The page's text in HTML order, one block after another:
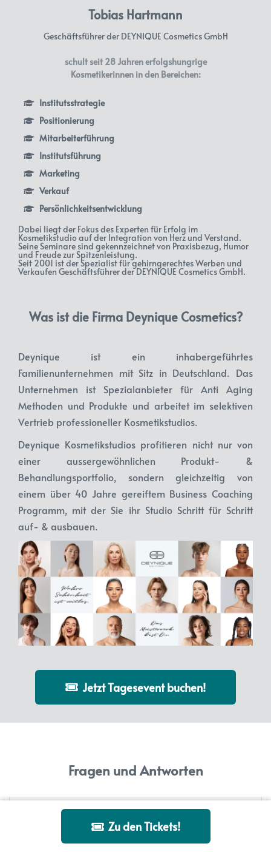
Tobias Hartmann
Geschäftsführer der DEYNIQUE Cosmetics GmbH
schult seit 28 Jahren erfolgshungrige
Kosmetikerinnen in den Bereichen:
Institutsstrategie
Positionierung
Mitarbeiterführung
Institutsführung
Marketing
Verkauf
Persönlichkeitsentwicklung
Dabei liegt der Fokus des Experten für Erfolg im
Kosmetikstudio auf der Integration von Herz und Verstand.
Seine Seminare sind gekennzeichnet von Praxisbezug, Humor
und Freude zur Spitzenleistung.
Seit 2001 ist der Spezialist für gehirngerechtes Werben und
Verkaufen Geschäftsführer der DEYNIQUE Cosmetics GmbH.
Was ist die Firma Deynique Cosmetics?
Deynique ist ein inhabergeführtes
Familienunternehmen mit Sitz in Deutschland. Das
Unternehmen ist Spezialanbieter für Anti Aging
Methoden und Produkte und arbeitet im selektiven
Vertrieb professioneller Kosmetikstudios.
Deynique Kosmetikstudios profitieren nicht nur von
einer aussergewöhnlichen Produkt- &
Behandlungsportfolio, sondern gleichzeitig von
einem über 40 Jahre gereiftem Business Coaching
Programm, mit der Sie ihr Studio Schritt für Schritt
auf- & ausbauen.
Jetzt Tagesevent buchen!
Fragen und Antworten
Wie läuft der Ticketkauf ab?
Zu den Tickets!